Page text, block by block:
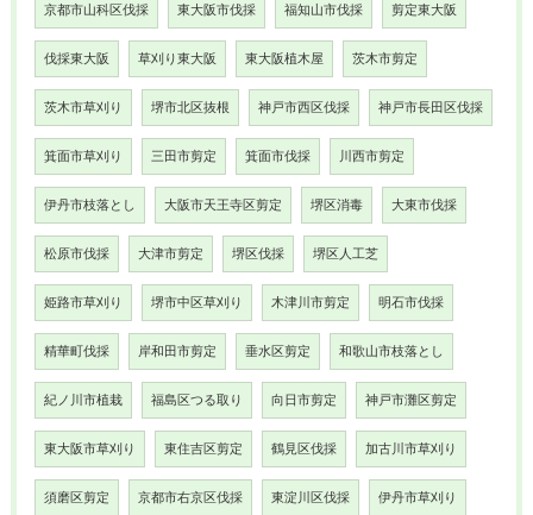
京都市山科区伐採 東大阪市伐採 福知山市伐採 剪定東大阪
伐採東大阪 草刈り東大阪 東大阪植木屋 茨木市剪定
茨木市草刈り 堺市北区抜根 神戸市西区伐採 神戸市長田区伐採
箕面市草刈り 三田市剪定 箕面市伐採 川西市剪定
伊丹市枝落とし 大阪市天王寺区剪定 堺区消毒 大東市伐採
松原市伐採 大津市剪定 堺区伐採 堺区人工芝
姫路市草刈り 堺市中区草刈り 木津川市剪定 明石市伐採
精華町伐採 岸和田市剪定 垂水区剪定 和歌山市枝落とし
紀ノ川市植栽 福島区つる取り 向日市剪定 神戸市灘区剪定
東大阪市草刈り 東住吉区剪定 鶴見区伐採 加古川市草刈り
須磨区剪定 京都市右京区伐採 東淀川区伐採 伊丹市草刈り